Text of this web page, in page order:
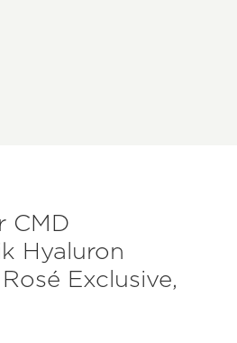
CMD
Hyaluron
Exclusive,